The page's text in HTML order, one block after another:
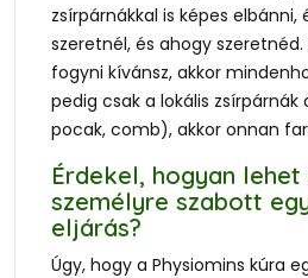
zsírpárnákkal is képes
szeretnél, és ahogy
fogyni kívánsz, akkor
pedig csak a lokális
pocak, comb), akkor onnan
Érdekel, hogyan lehet
személyre szabott
eljárás?
Úgy, hogy a Physiomins kúra